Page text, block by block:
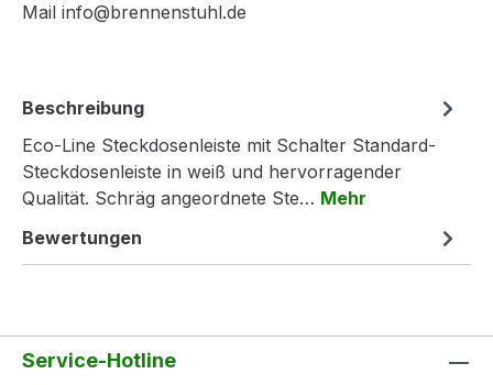
Mail info@brennenstuhl.de
Beschreibung
Eco-Line Steckdosenleiste mit Schalter Standard-
Steckdosenleiste in weiß und hervorragender
Qualität. Schräg angeordnete Ste… Mehr
Bewertungen
Service-Hotline